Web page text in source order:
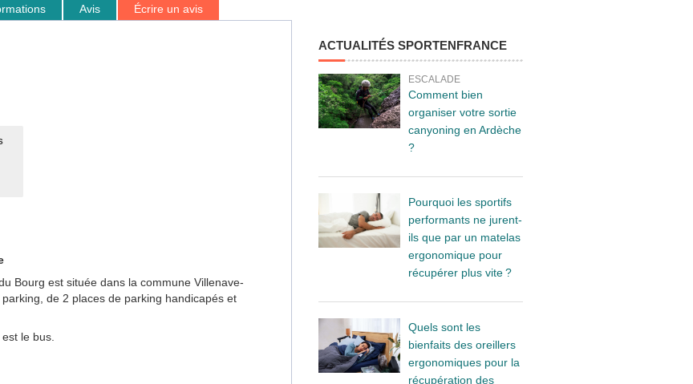
Avis Écrire un avis
Bourg est située dans la commune Villenave-
de 2 places de parking handicapés et
le bus.
ACTUALITÉS SPORTENFRANCE
ESCALADE
Comment bien
organiser votre sortie
canyoning en Ardèche
?
Pourquoi les sportifs
performants ne jurent-
ils que par un matelas
ergonomique pour
récupérer plus vite ?
Quels sont les
bienfaits des oreillers
ergonomiques pour la
récupération des